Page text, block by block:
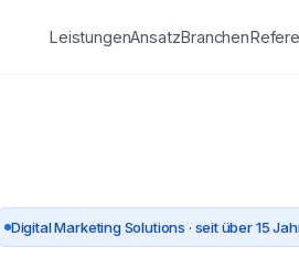
LeistungenAnsatzBranchen
Digital Marketing Solutions · seit über 15